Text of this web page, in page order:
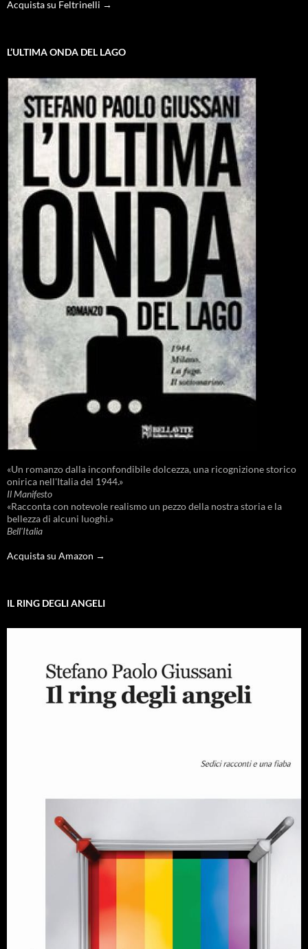
Acquista su Feltrinelli →
L’ULTIMA ONDA DEL LAGO
«Un romanzo dalla inconfondibile dolcezza, una ricognizione storico
onirica nell'Italia del 1944.»
Il Manifesto
«Racconta con notevole realismo un pezzo della nostra storia e la
bellezza di alcuni luoghi.»
Bell'Italia
Acquista su Amazon →
IL RING DEGLI ANGELI